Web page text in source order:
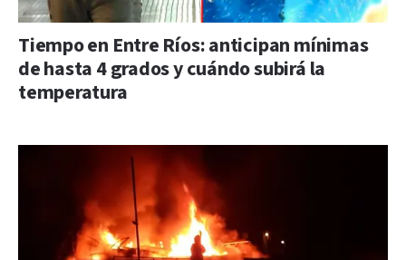
Tiempo en Entre Ríos: anticipan mínimas
de hasta 4 grados y cuándo subirá la
temperatura